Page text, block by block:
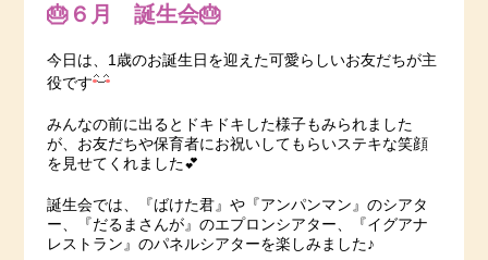
🎂６月 誕生会🎂
今日は、1歳のお誕生日を迎えた可愛らしいお友だちが主
役です
みんなの前に出るとドキドキした様子もみられました
が、お友だちや保育者にお祝いしてもらいステキな笑顔
を見せてくれました💕
誕生会では、『ばけた君』や『アンパンマン』のシアタ
ー、『だるまさんが』のエプロンシアター、『イグアナ
レストラン』のパネルシアターを楽しみました♪